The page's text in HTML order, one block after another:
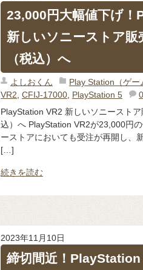
23,000円大幅値下げ
新しいソニーストア販
（税込）へ
よしおくん Play Station（ゲー
VR2 CFIJ-17000, PlayStation 5
PlayStation VR2 新しいソニースト
込）へ PlayStation VR2が23,000円
ーストアにおいても受注が再開し、
[…]
続きを読む
2023年11月10日
締切間近！PlayStation